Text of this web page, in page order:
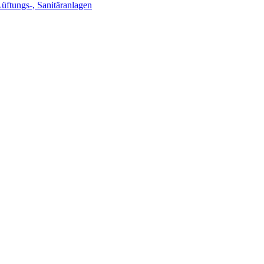
, Sanitäranlagen